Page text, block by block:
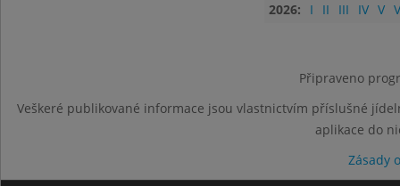
2026:
I II III IV V
Připraveno
Veškeré publikované informace jsou vlastnictvím příslušné
aplikace do
Zásady